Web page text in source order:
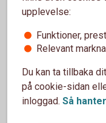
Namn
kontorschef
Laurice Öhrström,
upplevelse:
Funktioner,
Relevant
Du kan ta tillbaka
på cookie-sidan
inloggad. Så